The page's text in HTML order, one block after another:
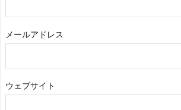
メールアドレス
ウェブサイト